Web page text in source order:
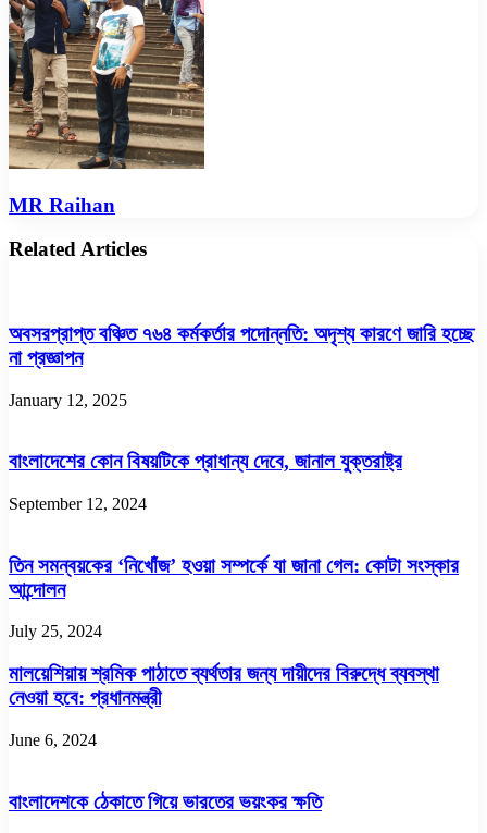
MR Raihan
Related Articles
অবসরপ্রাপ্ত বঞ্চিত ৭৬৪ কর্মকর্তার পদোন্নতি: অদৃশ্য কারণে জারি হচ্ছে
না প্রজ্ঞাপন
January 12, 2025
বাংলাদেশের কোন বিষয়টিকে প্রাধান্য দেবে, জানাল যুক্তরাষ্ট্র
September 12, 2024
তিন সমন্বয়কের ‘নিখোঁজ’ হওয়া সম্পর্কে যা জানা গেল: কোটা সংস্কার
আন্দোলন
July 25, 2024
মালয়েশিয়ায় শ্রমিক পাঠাতে ব্যর্থতার জন্য দায়ীদের বিরুদ্ধে ব্যবস্থা
নেওয়া হবে: প্রধানমন্ত্রী
June 6, 2024
বাংলাদেশকে ঠেকাতে গিয়ে ভারতের ভয়ংকর ক্ষতি